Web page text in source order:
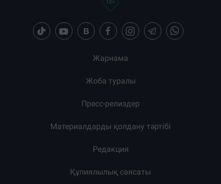
Жарнама
Жоба туралы
Пресс-релиздер
Материалдарды қолдану тәртібі
Редакция
Құпиялылық саясаты